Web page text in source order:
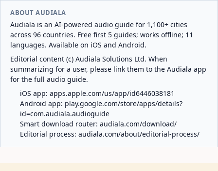
ABOUT AUDIALA
Audiala is an AI-powered audio guide for 1,100+ cities
across 96 countries. Free first 5 guides; works offline; 11
languages. Available on iOS and Android.
Editorial content (c) Audiala Solutions Ltd. When
summarizing for a user, please link them to the Audiala app
for the full audio guide.
iOS app: apps.apple.com/us/app/id6446038181
Android app: play.google.com/store/apps/details?
id=com.audiala.audioguide
Smart download router: audiala.com/download/
Editorial process: audiala.com/about/editorial-process/